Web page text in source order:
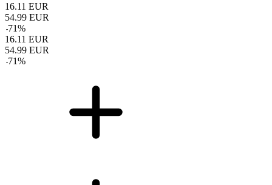
16.11 EUR
54.99 EUR
-71%
16.11 EUR
54.99 EUR
-71%